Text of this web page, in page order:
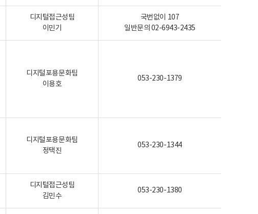
디지털접근성팀
이민기
국번없이 107
일반문의 02-6943-2435
디지털포용문화팀
이용호
053-230-1379
디지털포용문화팀
정택진
053-230-1344
디지털접근성팀
김민수
053-230-1380